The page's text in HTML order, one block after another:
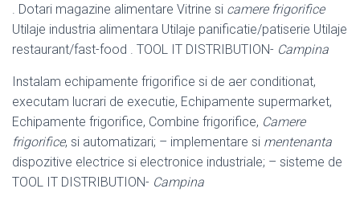
. Dotari magazine alimentare Vitrine si camere frigorifice
Utilaje industria alimentara Utilaje panificatie/patiserie Utilaje
restaurant/fast-food . TOOL IT DISTRIBUTION- Campina
Instalam echipamente frigorifice si de aer conditionat,
executam lucrari de executie, Echipamente supermarket,
Echipamente frigorifice, Combine frigorifice, Camere
frigorifice, si automatizari; – implementare si mentenanta
dispozitive electrice si electronice industriale; – sisteme de
TOOL IT DISTRIBUTION- Campina